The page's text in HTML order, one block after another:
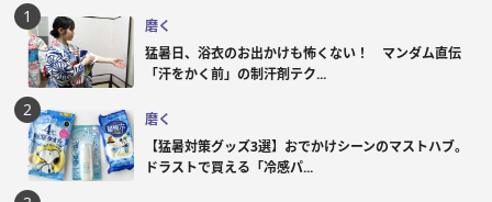
磨く
猛暑日、浴衣のお出かけも怖くない！ マンダム直伝
「汗をかく前」の制汗剤テク...
磨く
【猛暑対策グッズ3選】おでかけシーンのマストハブ。
ドラストで買える「冷感パ...